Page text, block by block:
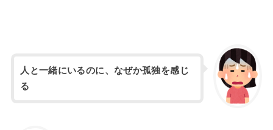
人と一緒にいるのに、なぜか孤独を感じ
る